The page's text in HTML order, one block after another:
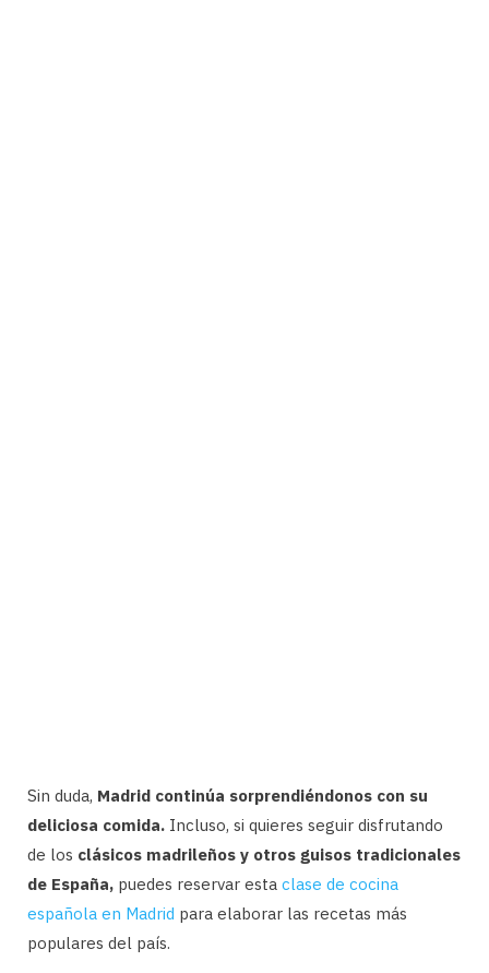
Sin duda, Madrid continúa sorprendiéndonos con su
deliciosa comida. Incluso, si quieres seguir disfrutando
de los clásicos madrileños y otros guisos tradicionales
de España, puedes reservar esta clase de cocina
española en Madrid para elaborar las recetas más
populares del país.